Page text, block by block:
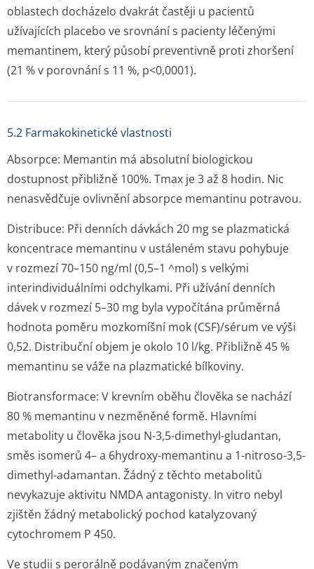
oblastech docházelo dvakrát častěji u pacientů
užívajících placebo ve srovnání s pacienty léčenými
memantinem, který působí preventivně proti zhoršení
(21 % v porovnání s 11 %, p<0,0001).
5.2 Farmakokinetické vlastnosti
Absorpce: Memantin má absolutní biologickou
dostupnost přibližně 100%. Tmax je 3 až 8 hodin. Nic
nenasvědčuje ovlivnění absorpce memantinu potravou.
Distribuce: Při denních dávkách 20 mg se plazmatická
koncentrace memantinu v ustáleném stavu pohybuje
v rozmezí 70–150 ng/ml (0,5–1 ^mol) s velkými
interindividuálními odchylkami. Při užívání denních
dávek v rozmezí 5–30 mg byla vypočítána průměrná
hodnota poměru mozkomíšní mok (CSF)/sérum ve výši
0,52. Distribuční objem je okolo 10 l/kg. Přibližně 45 %
memantinu se váže na plazmatické bílkoviny.
Biotransformace: V krevním oběhu člověka se nachází
80 % memantinu v nezměněné formě. Hlavními
metabolity u člověka jsou N-3,5-dimethyl-gludantan,
směs isomerů 4– a 6hydroxy-memantinu a 1-nitroso-3,5-
dimethyl-adamantan. Žádný z těchto metabolitů
nevykazuje aktivitu NMDA antagonisty. In vitro nebyl
zjištěn žádný metabolický pochod katalyzovaný
cytochromem P 450.
Ve studii s perorálně podávaným značeným